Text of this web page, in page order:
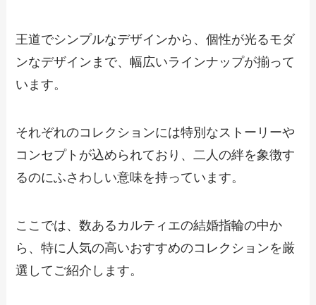
王道でシンプルなデザインから、個性が光るモダ
ンなデザインまで、幅広いラインナップが揃って
います。
それぞれのコレクションには特別なストーリーや
コンセプトが込められており、二人の絆を象徴す
るのにふさわしい意味を持っています。
ここでは、数あるカルティエの結婚指輪の中か
ら、特に人気の高いおすすめのコレクションを厳
選してご紹介します。